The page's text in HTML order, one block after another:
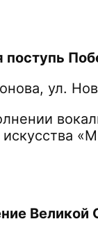
поступь
ул.
искусства